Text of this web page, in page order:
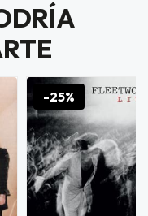
-25%